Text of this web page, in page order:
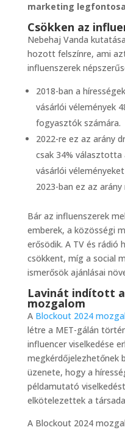
marketing
Csökken az
Nebehaj Vanda
hozott felszínre, ami
influenszerek
2018-ban a
vásárlói vélemények
fogyasztók számára.
2022-re ez az arány
csak 34% választotta
vásárlói
2023-ban ez az
Bár az influenszerek
emberek, a közösségi
erősödik. A TV és rádió
csökkent, míg a social
ismerősök ajánlásai
Lavinát indított
mozgalom
A Blockout 2024
létre a MET-gálán
influencer viselkedése
megkérdőjelezhetőnek
üzenete, hogy a
példamutató
elkötelezettek a
A Blockout 2024